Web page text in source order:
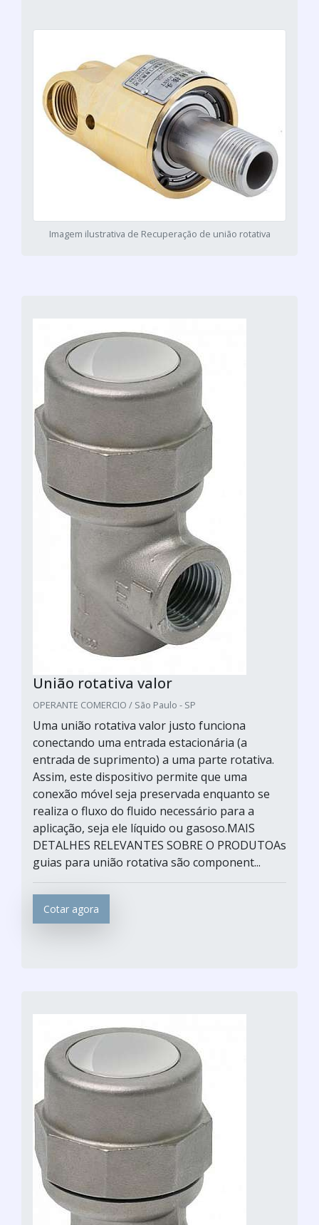
Imagem ilustrativa de Recuperação de união rotativa
União rotativa valor
OPERANTE COMERCIO / São Paulo - SP
Uma união rotativa valor justo funciona
conectando uma entrada estacionária (a
entrada de suprimento) a uma parte rotativa.
Assim, este dispositivo permite que uma
conexão móvel seja preservada enquanto se
realiza o fluxo do fluido necessário para a
aplicação, seja ele líquido ou gasoso.MAIS
DETALHES RELEVANTES SOBRE O PRODUTOAs
guias para união rotativa são component...
Cotar agora